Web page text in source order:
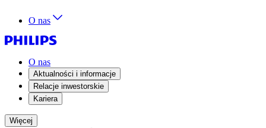
O nas
O nas
Aktualności i informacje
Relacje inwestorskie
Kariera
Więcej